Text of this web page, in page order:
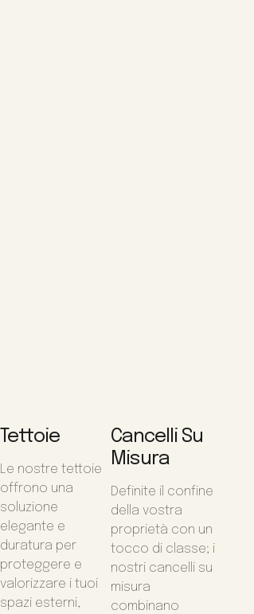
Tettoie
Le nostre tettoie
offrono una
soluzione
elegante e
duratura per
proteggere e
valorizzare i tuoi
spazi esterni,
Cancelli Su
Misura
Definite il confine
della vostra
proprietà con un
tocco di classe; i
nostri cancelli su
misura
combinano